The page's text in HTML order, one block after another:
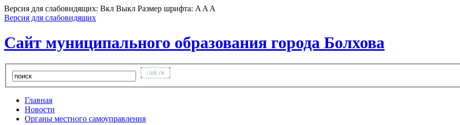
Версия для слабовидящих: Вкл Выкл Размер шрифта: A A A
Версия для слабовидящих
Сайт муниципального образования города Болхова
Главная
Новости
Органы местного самоуправления